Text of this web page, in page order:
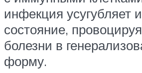
инфекция усугубляет
состояние,
болезни в
форму.